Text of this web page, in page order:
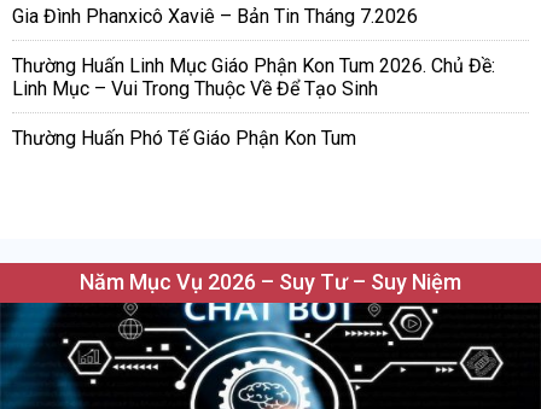
Gia Đình Phanxicô Xaviê – Bản Tin Tháng 7.2026
Thường Huấn Linh Mục Giáo Phận Kon Tum 2026. Chủ Đề:
Linh Mục – Vui Trong Thuộc Về Để Tạo Sinh
Thường Huấn Phó Tế Giáo Phận Kon Tum
Năm Mục Vụ 2026 – Suy Tư – Suy Niệm